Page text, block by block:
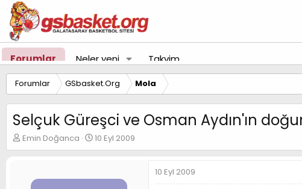
Forumlar Neler yeni Takvim
Forumlar GSbasket.Org Mola
Selçuk Güreşci ve Osman Aydın'ın
K
o
Emin Doğanca
B
a
a
10 Eyl 2009
10 Eyl 2009